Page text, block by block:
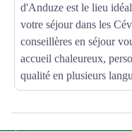
d'Anduze est le lieu
votre séjour dans les
conseillères en séjour
accueil chaleureux,
qualité en plusieurs